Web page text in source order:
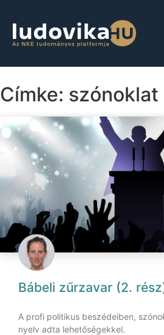
Címke: szónoklat
Bábeli zűrzavar (2.
A profi politikus beszédeiben,
nyelv adta lehetőségekkel.